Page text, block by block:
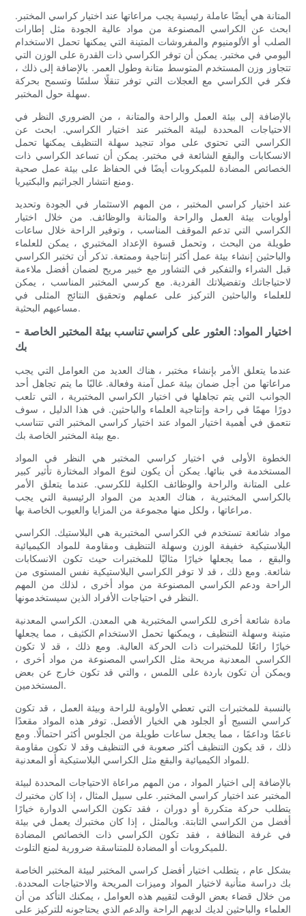
المتانة هي أيضًا عاملة رئيسية يجب مراعاتها عند اختيار كراسي المختبر.
ابحث عن الكراسي المصنوعة من مواد عالية الجودة مثل إطارات
الصلب أو الألومنيوم والمفروشات المتينة التي يمكنها تحمل الاستخدام
اليومي في مختبر. يمكن أن توفر الكراسي ذات القدرة على الوزن التي
تتجاوز وزن المستخدم المتوسط ​​متانة وطول العمر. بالإضافة إلى ذلك ،
فكر في الكراسي مع العجلات التي توفر تنقلًا سلسًا وتسمح بحركة
سهلة حول المختبر.
بالإضافة إلى بيئة العمل والراحة والمتانة ، من الضروري النظر في
الاحتياجات المحددة لبيئة المختبر عند اختيار الكراسي. ابحث عن
الكراسي التي تحتوي على مواد تنجيد سهلة التنظيف يمكنها تحمل
الانسكابات والبقع الشائعة في مختبر. يمكن أن تساعد الكراسي ذات
الخصائص المضادة للميكروبات أيضًا في الحفاظ على بيئة عمل صحية
ومنع انتشار الجراثيم والبكتيريا.
عند اختيار كراسي المختبر ، من المهم الاستثمار في الجودة وتحديد
أولويات بيئة العمل والراحة والمتانة والوظائف. من خلال اختيار
الكراسي التي تدعم الموقف المناسب ، وتوفير الراحة خلال ساعات
طويلة من البحث ، وتحمل قسوة الإعداد المختبري ، يمكن للعلماء
والباحثين إنشاء بيئة عمل أكثر إنتاجية وممتعة. تذكر أن تختبر الكراسي
قبل الشراء والتفكير في التشاور مع خبير مريح لضمان أفضل ملاءمة
لاحتياجاتك وتفضيلاتك الفردية. مع كرسي المختبر المناسب ، يمكن
للعلماء والباحثين التركيز على عملهم وتحقيق النتائج المثلى في
مساعيهم البحثية.
- اختيار المواد: العثور على كراسي تناسب بيئة المختبر الخاصة
بك
عندما يتعلق الأمر بإنشاء مختبر ، هناك العديد من العوامل التي يجب
مراعاتها من أجل ضمان بيئة عمل آمنة وفعالة. غالبًا ما يتم تجاهل أحد
الجوانب التي يتم تجاهلها في اختيار الكراسي المختبرية ، التي تلعب
دورًا مهمًا في راحة وإنتاجية العلماء والباحثين. في هذا الدليل ، سوف
نتعمق في أهمية اختيار المواد عند اختيار كراسي المختبر التي تتناسب
مع بيئة المختبر الخاصة بك.
الخطوة الأولى في اختيار كراسي المختبر هي النظر في المواد
المستخدمة في بنائها. يمكن أن يكون لنوع المواد المختارة تأثير كبير
على المتانة والراحة والوظائف الكلية للكرسي. عندما يتعلق الأمر
بالكراسي المختبرية ، هناك العديد من المواد الرئيسية التي يجب
مراعاتها ، ولكل منها مجموعة من المزايا والعيوب الخاصة بها.
مواد شائعة تستخدم في الكراسي المختبرية هي البلاستيك. الكراسي
البلاستيكية خفيفة الوزن وسهلة التنظيف ومقاومة للمواد الكيميائية
والبقع ، مما يجعلها خيارًا مثاليًا للمختبرات حيث تكون الانسكابات
شائعة. ومع ذلك ، قد لا توفر الكراسي البلاستيكية نفس المستوى من
الراحة ودعم الكراسي المصنوعة من مواد أخرى ، لذلك من المهم
النظر في احتياجات الأفراد الذين سيستخدمونها.
مادة شائعة أخرى للكراسي المختبرية هي المعدن. الكراسي المعدنية
متينة وسهلة التنظيف ، ويمكنها تحمل الاستخدام الكثيف ، مما يجعلها
خيارًا رائعًا للمختبرات ذات الحركة العالية. ومع ذلك ، قد لا تكون
الكراسي المعدنية مريحة مثل الكراسي المصنوعة من مواد أخرى ،
ويمكن أن تكون باردة على اللمس ، والتي قد تكون خارج عن بعض
المستخدمين.
بالنسبة للمختبرات التي تعطي الأولوية للراحة وبيئة العمل ، قد تكون
كراسي النسيج أو الجلود هي الخيار الأفضل. توفر هذه المواد مقعدًا
ناعمًا وداعمًا ، مما يجعل ساعات طويلة من الجلوس أكثر احتمالًا. ومع
ذلك ، قد يكون التنظيف أكثر صعوبة في التنظيف وقد لا تكون مقاومة
للمواد الكيميائية والبقع مثل الكراسي البلاستيكية أو المعدنية.
بالإضافة إلى اختيار المواد ، من المهم مراعاة الاحتياجات المحددة لبيئة
المختبر عند اختيار كراسي المختبر. على سبيل المثال ، إذا كان مختبرك
يتطلب حركة متكررة أو دوران ، فقد تكون الكراسي الدوارة خيارًا
أفضل من الكراسي الثابتة. وبالمثل ، إذا كان مختبرك يعمل في بيئة
في غرفة النظافة ، فقد تكون الكراسي ذات الخصائص المضادة
للميكروبات أو المضادة للمتناسقة ضرورية لمنع التلوث.
بشكل عام ، يتطلب اختيار أفضل كراسي المختبر لبيئة المختبر الخاصة
بك دراسة متأنية لاختيار المواد وميزات المريحة والاحتياجات المحددة.
من خلال قضاء بعض الوقت لتقييم هذه العوامل ، يمكنك التأكد من أن
العلماء والباحثين لديك لديهم الراحة والدعم الذي يحتاجونه للتركيز على